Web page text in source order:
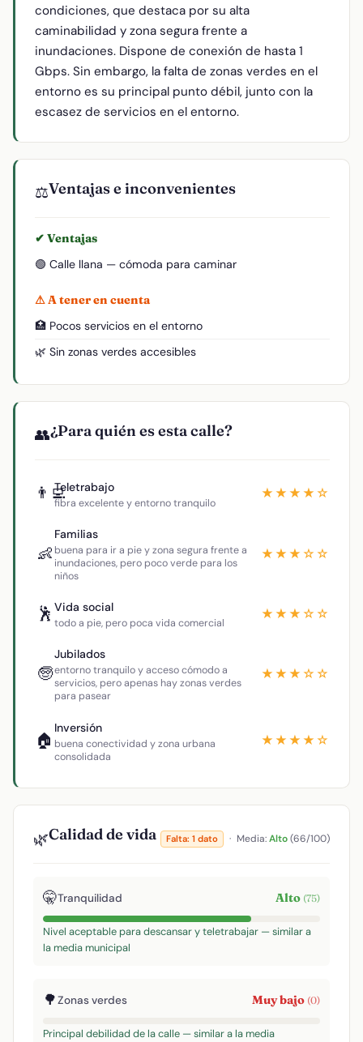
condiciones, que destaca por su alta
caminabilidad y zona segura frente a
inundaciones. Dispone de conexión de hasta 1
Gbps. Sin embargo, la falta de zonas verdes en el
entorno es su principal punto débil, junto con la
escasez de servicios en el entorno.
⚖️Ventajas e inconvenientes
✔ Ventajas
🟢 Calle llana — cómoda para caminar
⚠ A tener en cuenta
🏥 Pocos servicios en el entorno
🌿 Sin zonas verdes accesibles
👥¿Para quién es esta calle?
👨‍💻Teletrabajo
fibra excelente y entorno tranquilo
★★★★☆
👶
Familias
buena para ir a pie y zona segura frente a
inundaciones, pero poco verde para los
niños
★★★☆☆
🕺 Vida social
todo a pie, pero poca vida comercial
★★★☆☆
🧓
Jubilados
entorno tranquilo y acceso cómodo a
servicios, pero apenas hay zonas verdes
para pasear
★★★☆☆
🏠
Inversión
buena conectividad y zona urbana
consolidada
★★★★☆
🌿Calidad de vida Falta: 1 dato · Media:Alto(66/100)
🤫Tranquilidad Alto (75)
Nivel aceptable para descansar y teletrabajar — similar a
la media municipal
🌳Zonas verdes Muy bajo (0)
Principal debilidad de la calle — similar a la media